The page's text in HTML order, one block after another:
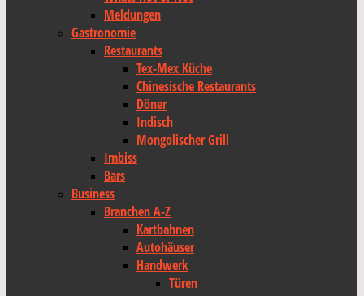
Meldungen
Gastronomie
Restaurants
Tex-Mex Küche
Chinesische Restaurants
Döner
Indisch
Mongolischer Grill
Imbiss
Bars
Business
Branchen A-Z
Kartbahnen
Autohäuser
Handwerk
Türen